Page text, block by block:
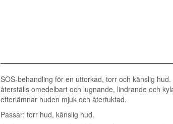
SOS-behandling för en uttorkad, torr och känslig
återställs omedelbart och lugnande, lindrande och
efterlämnar huden mjuk och återfuktad.
Passar: torr hud, känslig hud.